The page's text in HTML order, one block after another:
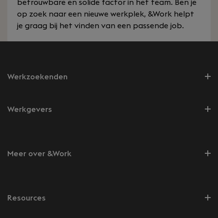
betrouwbare en solide factor in het team. Ben je
op zoek naar een nieuwe werkplek, &Work helpt
je graag bij het vinden van een passende job.
Werkzoekenden
Werkgevers
Meer over &Work
Resources